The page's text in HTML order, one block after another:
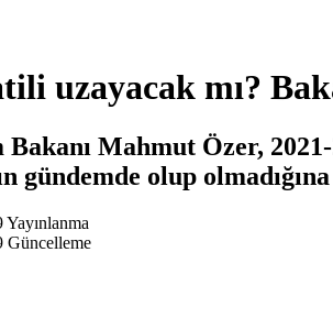
uzayacak mı?
Mahmut Özer,
gündemde olup
Yayınlanma
Güncelleme